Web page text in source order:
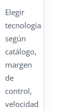
Elegir
tecnología
según
catálogo,
margen
de
control,
velocidad